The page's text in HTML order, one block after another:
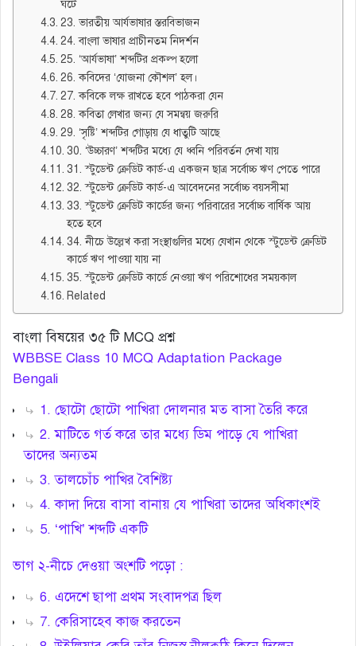
ঘটে
23. ভারতীয় আর্যভাষার স্তরবিভাজন
24. বাংলা ভাষার প্রাচীনতম নিদর্শন
25. ‘আর্যভাষা’ শব্দটির প্রকল্প হলো
26. কবিদের ‘যোজনা কৌশল’ হল।
27. কবিকে লক্ষ রাখতে হবে পাঠকরা যেন
28. কবিতা লেখার জন্য যে সমন্বয় জরুরি
29. ‘সৃষ্টি’ শব্দটির গোড়ায় যে ধাতুটি আছে
30. ‘উচ্চারণ’ শব্দটির মধ্যে যে ধ্বনি পরিবর্তন দেখা যায়
31. স্টুডেন্ট ক্রেডিট কার্ড-এ একজন ছাত্র সর্বোচ্চ ঋণ পেতে পারে
32. স্টুডেন্ট ক্রেডিট কার্ড-এ আবেদনের সর্বোচ্চ বয়সসীমা
33. স্টুডেন্ট ক্রেডিট কার্ডের জন্য পরিবারের সর্বোচ্চ বার্ষিক আয়
হতে হবে
34. নীচে উল্লেখ করা সংস্থাগুলির মধ্যে যেখান থেকে স্টুডেন্ট ক্রেডিট
কার্ডে ঋণ পাওয়া যায় না
35. স্টুডেন্ট ক্রেডিট কার্ডে নেওয়া ঋণ পরিশোধের সময়কাল
Related
বাংলা বিষয়ের ৩৫ টি MCQ প্রশ্ন
WBBSE Class 10 MCQ Adaptation Package
Bengali
1. ছোটো ছোটো পাখিরা দোলনার মত বাসা তৈরি করে
2. মাটিতে গর্ত করে তার মধ্যে ডিম পাড়ে যে পাখিরা
তাদের অন্যতম
3. তালচোঁচ পাখির বৈশিষ্ট্য
4. কাদা দিয়ে বাসা বানায় যে পাখিরা তাদের অধিকাংশই
5. ‘পাখি’ শব্দটি একটি
ভাগ ২-নীচে দেওয়া অংশটি পড়ো :
6. এদেশে ছাপা প্রথম সংবাদপত্র ছিল
7. কেরিসাহেব কাজ করতেন